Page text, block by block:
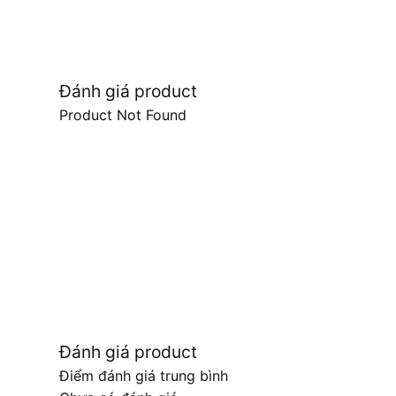
Đánh giá product
Product Not Found
Đánh giá product
Điểm đánh giá trung bình